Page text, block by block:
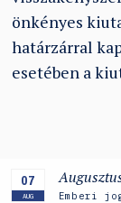
önkényes
határzárral
esetében a
07
AUG Emberi